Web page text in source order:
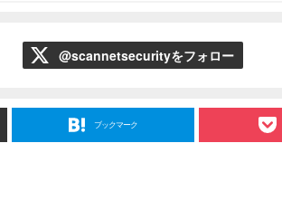
@scannetsecurityをフォロー
ブックマーク